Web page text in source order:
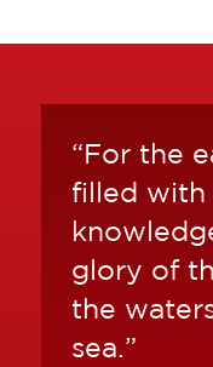
“For the
filled with
glory of
the
sea.”